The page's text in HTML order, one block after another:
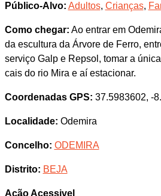
Público-Alvo: Adultos, Crianças,
Como chegar: Ao entrar em
da escultura da Árvore de Ferro,
serviço Galp e Repsol, tomar a
cais do rio Mira e aí estacionar.
Coordenadas GPS: 37.5983602, -
Localidade: Odemira
Concelho: ODEMIRA
Distrito: BEJA
Ação Acessivel